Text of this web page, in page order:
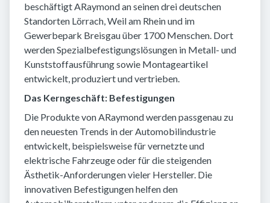
beschäftigt ARaymond an seinen drei deutschen
Standorten Lörrach, Weil am Rhein und im
Gewerbepark Breisgau über 1700 Menschen. Dort
werden Spezialbefestigungslösungen in Metall- und
Kunststoffausführung sowie Montageartikel
entwickelt, produziert und vertrieben.
Das Kerngeschäft: Befestigungen
Die Produkte von ARaymond werden passgenau zu
den neuesten Trends in der Automobilindustrie
entwickelt, beispielsweise für vernetzte und
elektrische Fahrzeuge oder für die steigenden
Ästhetik-Anforderungen vieler Hersteller. Die
innovativen Befestigungen helfen den